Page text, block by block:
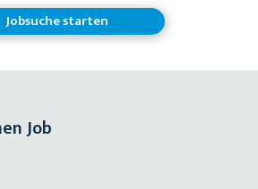
Jobsuche starten
Job